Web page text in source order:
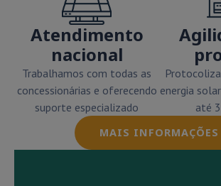
Atendimento
nacional
Trabalhamos com todas as
concessionárias e oferecendo
suporte especializado
energia
até
MAIS INFORMAÇÕES